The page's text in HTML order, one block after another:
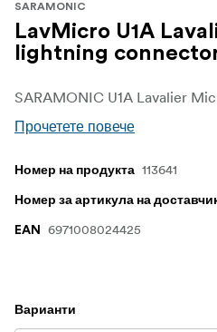
SARAMONIC
LavMicro U1A
lightning
Прочетете повече
Номер на продукта 113641
Номер за артикула на
EAN 6971008024425
Варианти